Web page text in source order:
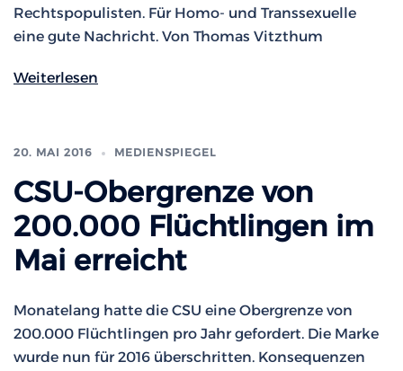
Rechtspopulisten. Für Homo- und Transsexuelle
eine gute Nachricht. Von Thomas Vitzthum
Weiterlesen
20. MAI 2016 MEDIENSPIEGEL
CSU-Obergrenze von
200.000 Flüchtlingen im
Mai erreicht
Monatelang hatte die CSU eine Obergrenze von
200.000 Flüchtlingen pro Jahr gefordert. Die Marke
wurde nun für 2016 überschritten. Konsequenzen